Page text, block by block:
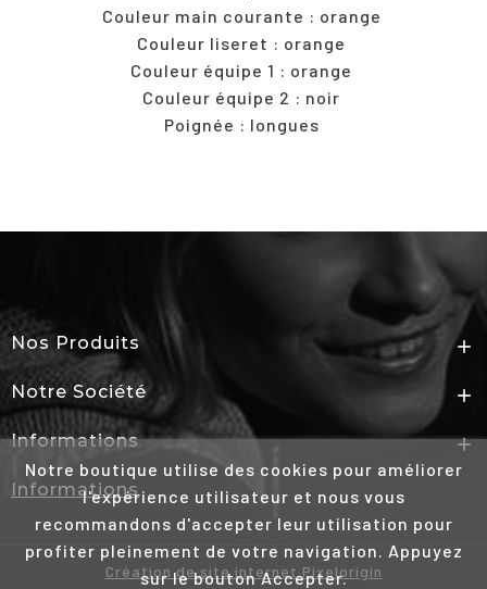
Notre boutique utilise des cookies pour améliorer
l'expérience utilisateur et nous vous
recommandons d'accepter leur utilisation pour
profiter pleinement de votre navigation. Appuyez
sur le bouton Accepter.
Couleur main courante : orange
Couleur liseret : orange
Couleur équipe 1 : orange
Couleur équipe 2 : noir
Poignée : longues
Nos Produits 
Notre Société 
Informations 
Informations
Création de site internet Pixelorigin